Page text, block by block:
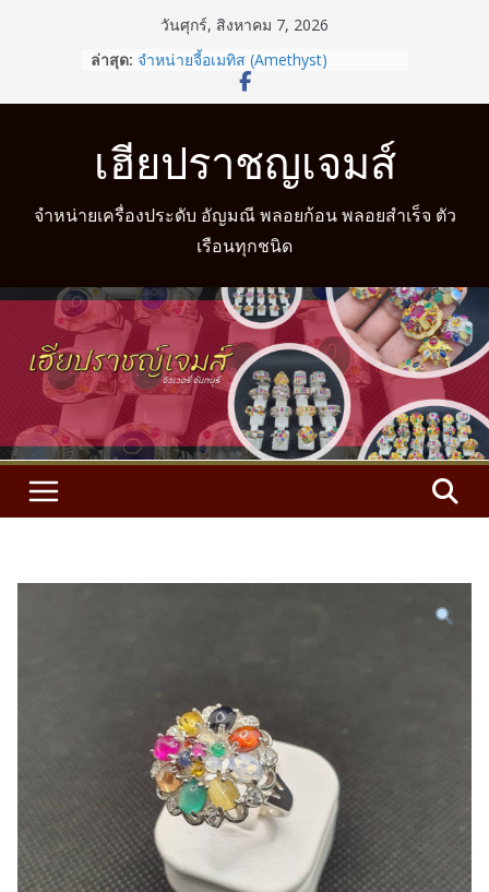
วันศุกร์, สิงหาคม 7, 2026
ล่าสุด: จำหน่ายจี้อเมทิส (Amethyst)
รู้หรือไม่? สวมแหวนให้ถูกนิ้วตามวันเกิด
ช่วยเสริมดวงชะตาได้
จำหน่ายแหวนมงคล
จำหน่ายแหวนมงคล พร้อมบริการวัดนิ้ว
เฮียปราชญเจมส์
จำหน่ายเครื่องประดับ อัญมณี พลอยก้อน พลอยสำเร็จ ตัว
เรือนทุกชนิด